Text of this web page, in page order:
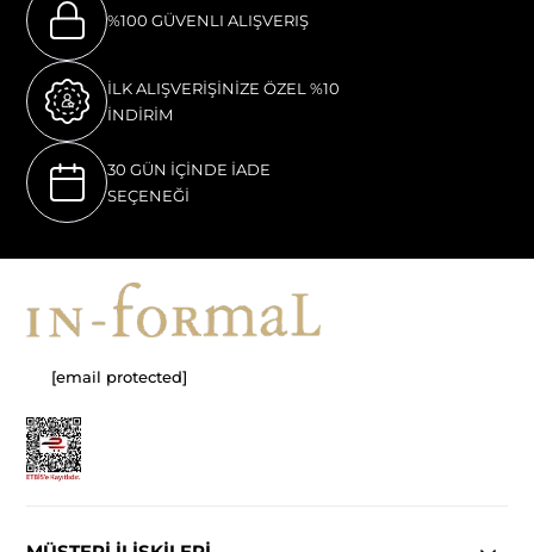
%100 GÜVENLI ALIŞVERIŞ
İLK ALIŞVERİŞİNİZE ÖZEL %10
İNDİRİM
30 GÜN İÇİNDE İADE
SEÇENEĞİ
[email protected]